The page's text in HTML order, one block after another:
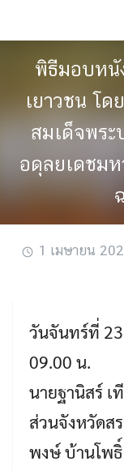
พิธีมอบหนั
เยาวชน โด
สมเด็จพร
อดุลยเดชม
1 เมษายน
วันจันทร์ที่
09.00 น.
นายฐานิสร์ เ
ส่วนจังหวัดส
พงษ์ บ้านโพ